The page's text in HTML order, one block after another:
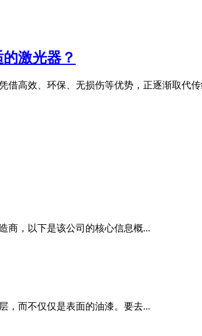
激光器？
借高效、环保、无损伤等优势，正逐渐取代
商，以下是该公司的核心信息概...
，而不仅仅是表面的油漆。要去...